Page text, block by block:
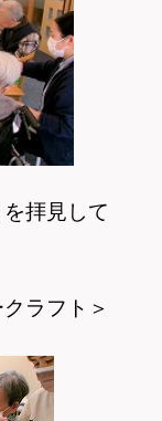
を拝見して
ラフト＞